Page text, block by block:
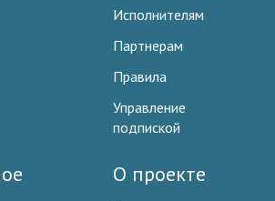
Исполнителям
Партнерам
Правила
Управление
подпиской
О проекте